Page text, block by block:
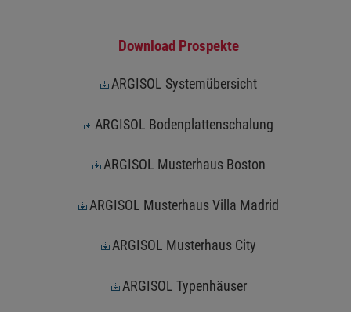
Download Prospekte
ARGISOL Systemübersicht
ARGISOL Bodenplattenschalung
ARGISOL Musterhaus Boston
ARGISOL Musterhaus Villa Madrid
ARGISOL Musterhaus City
ARGISOL Typenhäuser